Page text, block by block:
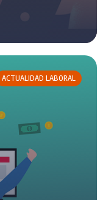
ACTUALIDAD LABORAL